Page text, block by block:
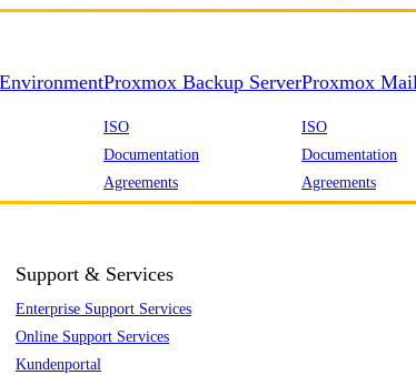
Proxmox Backup Server
ISO
Documentation
Agreements
Proxmox
ISO
Documentation
Agreements
Support & Services
Enterprise Support Services
Online Support Services
Kundenportal